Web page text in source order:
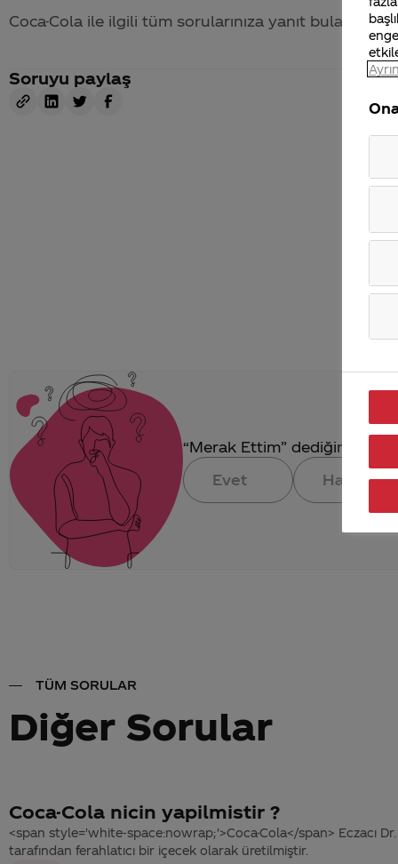
Coca-Cola ile ilgili tüm sorularınıza yanıt
Soruyu paylaş
“Merak Ettim” dediğin
Evet
Hayır
TÜM SORULAR
Diğer Sorular
Coca-Cola nicin yapilmistir ?
<span style='white-space:nowrap;'>Coca-Cola</span> Eczacı
tarafından ferahlatıcı bir içecek olarak üretilmiştir.